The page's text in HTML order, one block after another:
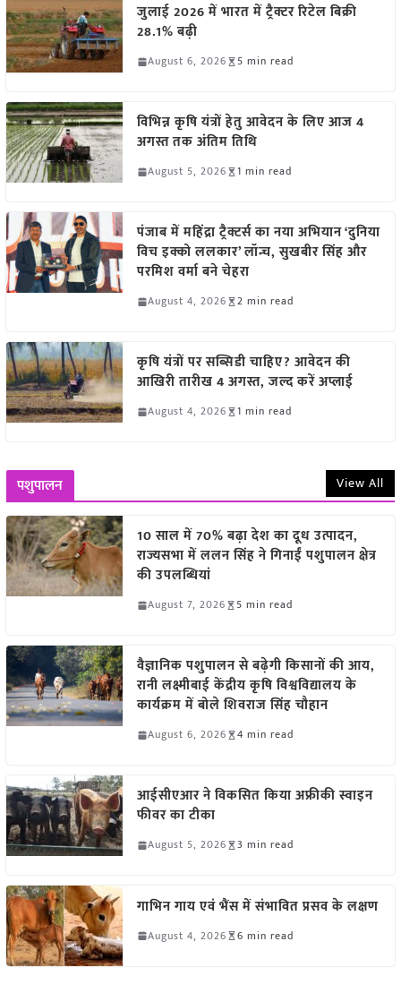
जुलाई 2026 में भारत में ट्रैक्टर रिटेल बिक्री
28.1% बढ़ी
August 6, 2026 5 min read
विभिन्न कृषि यंत्रों हेतु आवेदन के लिए आज 4
अगस्त तक अंतिम तिथि
August 5, 2026 1 min read
पंजाब में महिंद्रा ट्रैक्टर्स का नया अभियान ‘दुनिया
विच इक्को ललकार’ लॉन्च, सुखबीर सिंह और
परमिश वर्मा बने चेहरा
August 4, 2026 2 min read
कृषि यंत्रों पर सब्सिडी चाहिए? आवेदन की
आखिरी तारीख 4 अगस्त, जल्द करें अप्लाई
August 4, 2026 1 min read
पशुपालन View All
10 साल में 70% बढ़ा देश का दूध उत्पादन,
राज्यसभा में ललन सिंह ने गिनाईं पशुपालन क्षेत्र
की उपलब्धियां
August 7, 2026 5 min read
वैज्ञानिक पशुपालन से बढ़ेगी किसानों की आय,
रानी लक्ष्मीबाई केंद्रीय कृषि विश्वविद्यालय के
कार्यक्रम में बोले शिवराज सिंह चौहान
August 6, 2026 4 min read
आईसीएआर ने विकसित किया अफ्रीकी स्वाइन
फीवर का टीका
August 5, 2026 3 min read
गाभिन गाय एवं भैंस में संभावित प्रसव के लक्षण
August 4, 2026 6 min read